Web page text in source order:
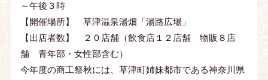
～午後３時
【開催場所】 草津温泉湯畑「湯路広場」
【出店者数】 ２０店舗（飲食店１２店舗 物販８店
舗 青年部・女性部含む）
今年度の商工祭秋には、草津町姉妹都市である神奈川県